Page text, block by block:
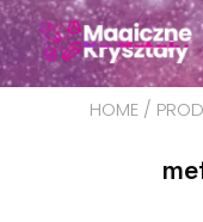
Przeskocz
do
treści
HOME /